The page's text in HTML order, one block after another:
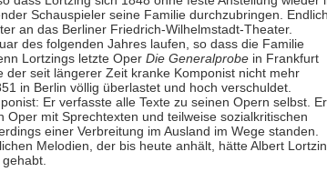
Schauspieler seine Familie durchzubringen. Endlich
an das Berliner Friedrich-Wilhelmstadt-Theater.
des folgenden Jahres laufen, so dass die Familie
Lortzings letzte Oper Die Generalprobein Frankfurt
seit längerer Zeit kranke Komponist nicht mehr
in Berlin völlig überlastet und hoch verschuldet.
Er verfasste alle Texte zu seinen Opern selbst. Er
mit Sprechtexten und teilweise sozialkritischen
einer Verbreitung im Ausland im Wege standen.
Melodien, der bis heute anhält, hätte Albert